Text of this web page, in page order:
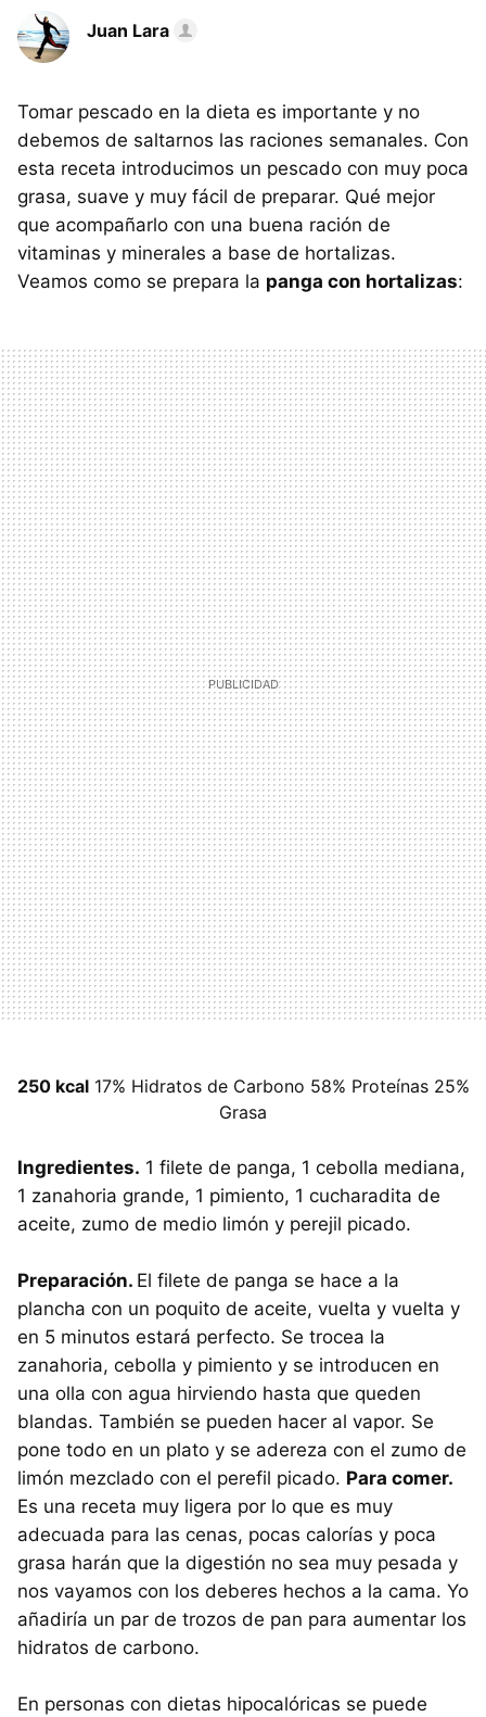
Juan Lara
Tomar pescado en la dieta es importante y no
debemos de saltarnos las raciones semanales. Con
esta receta introducimos un pescado con muy poca
grasa, suave y muy fácil de preparar. Qué mejor
que acompañarlo con una buena ración de
vitaminas y minerales a base de hortalizas.
Veamos como se prepara la panga con hortalizas:
250 kcal17% Hidratos de Carbono 58% Proteínas 25%
Grasa
Ingredientes. 1 filete de panga, 1 cebolla mediana,
1 zanahoria grande, 1 pimiento, 1 cucharadita de
aceite, zumo de medio limón y perejil picado.
Preparación. El filete de panga se hace a la
plancha con un poquito de aceite, vuelta y vuelta y
en 5 minutos estará perfecto. Se trocea la
zanahoria, cebolla y pimiento y se introducen en
una olla con agua hirviendo hasta que queden
blandas. También se pueden hacer al vapor. Se
pone todo en un plato y se adereza con el zumo de
limón mezclado con el perefil picado. Para comer.
Es una receta muy ligera por lo que es muy
adecuada para las cenas, pocas calorías y poca
grasa harán que la digestión no sea muy pesada y
nos vayamos con los deberes hechos a la cama. Yo
añadiría un par de trozos de pan para aumentar los
hidratos de carbono.
En personas con dietas hipocalóricas se puede